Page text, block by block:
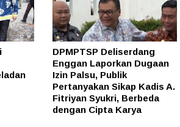
DPMPTSP Deliserdang
Enggan Laporkan Dugaan
Izin Palsu, Publik
Pertanyakan Sikap Kadis A.
Fitriyan Syukri, Berbeda
dengan Cipta Karya